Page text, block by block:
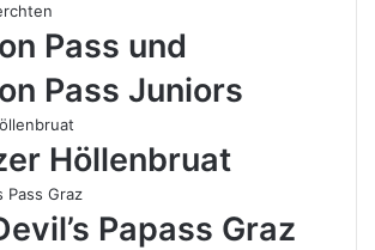
Pass und
Pass Juniors
Höllenbruat
Papass Graz